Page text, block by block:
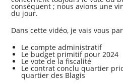
conséquent ; nous avions une
du jour.
Dans cette vidéo, je vais vous
Le compte administratif
Le budget primitif pour 2024
Le vote de la fiscalité
Le contrat conclu quartier
quartier des Blagis